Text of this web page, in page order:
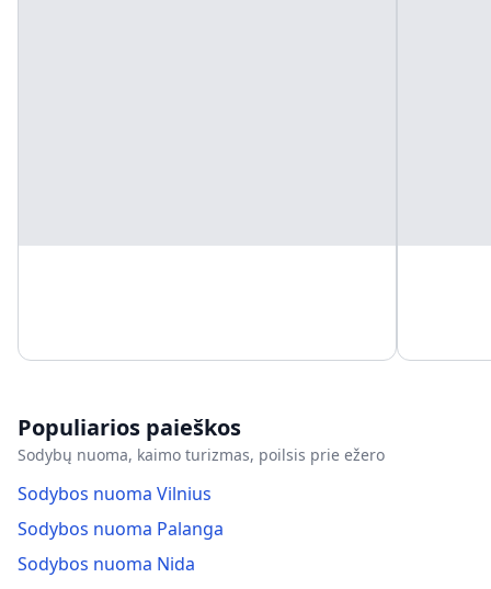
Populiarios paieškos
Sodybų nuoma, kaimo turizmas, poilsis prie ežero
Sodybos nuoma Vilnius
Sodybos nuoma Palanga
Sodybos nuoma Nida